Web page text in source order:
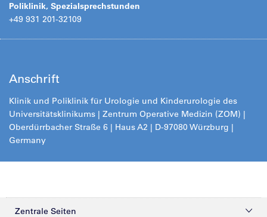
Poliklinik, Spezialsprechstunden
+49 931 201-32109
Anschrift
Klinik und Poliklinik für Urologie und Kinderurologie des
Universitätsklinikums | Zentrum Operative Medizin (ZOM) |
Oberdürrbacher Straße 6 | Haus A2 | D-97080 Würzburg |
Germany
Zentrale Seiten